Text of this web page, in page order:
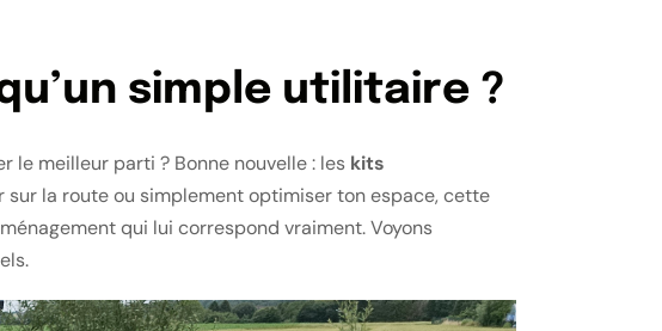
simple utilitaire ?
le meilleur parti ? Bonne nouvelle : les kits
la route ou simplement optimiser ton espace, cette
qui lui correspond vraiment. Voyons